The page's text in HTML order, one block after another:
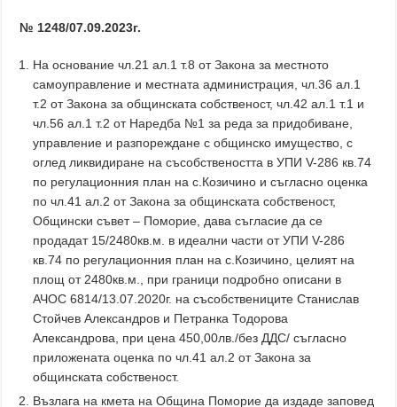
№ 1248/07.09.2023г.
На основание чл.21 ал.1 т.8 от Закона за местното
самоуправление и местната администрация, чл.36 ал.1
т.2 от Закона за общинската собственост, чл.42 ал.1 т.1 и
чл.56 ал.1 т.2 от Наредба №1 за реда за придобиване,
управление и разпореждане с общинско имущество, с
оглед ликвидиране на съсобствеността в УПИ V-286 кв.74
по регулационния план на с.Козичино и съгласно оценка
по чл.41 ал.2 от Закона за общинската собственост,
Общински съвет – Поморие, дава съгласие да се
продадат 15/2480кв.м. в идеални части от УПИ V-286
кв.74 по регулационния план на с.Козичино, целият на
площ от 2480кв.м., при граници подробно описани в
АЧОС 6814/13.07.2020г. на съсобствениците Станислав
Стойчев Александров и Петранка Тодорова
Александрова, при цена 450,00лв./без ДДС/ съгласно
приложената оценка по чл.41 ал.2 от Закона за
общинската собственост.
Възлага на кмета на Община Поморие да издаде заповед